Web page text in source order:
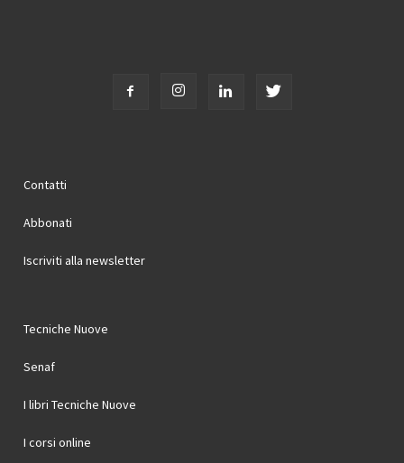
Contatti
Abbonati
Iscriviti alla newsletter
Tecniche Nuove
Senaf
I libri Tecniche Nuove
I corsi online